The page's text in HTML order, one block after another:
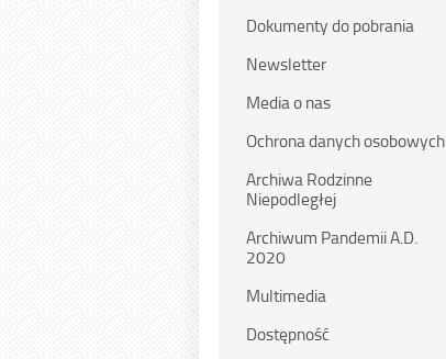
Dokumenty do pobrania
Newsletter
Media o nas
Ochrona danych osobowych
Archiwa Rodzinne
Niepodległej
Archiwum Pandemii A.D.
2020
Multimedia
Dostępność